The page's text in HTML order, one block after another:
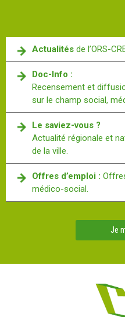
Actualités de l’ORS-
Doc-Info :
Recensement et
sur le champ social,
Le saviez-vous ?
Actualité régionale et
de la ville.
Offres d’emploi :
médico-social.
Je